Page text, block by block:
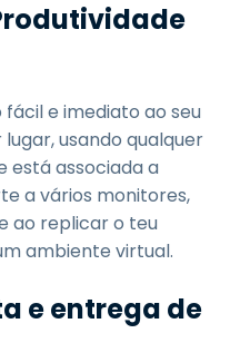
e imediato ao seu
usando qualquer
está associada a
a vários monitores,
ao replicar o teu
ambiente virtual.
e entrega de